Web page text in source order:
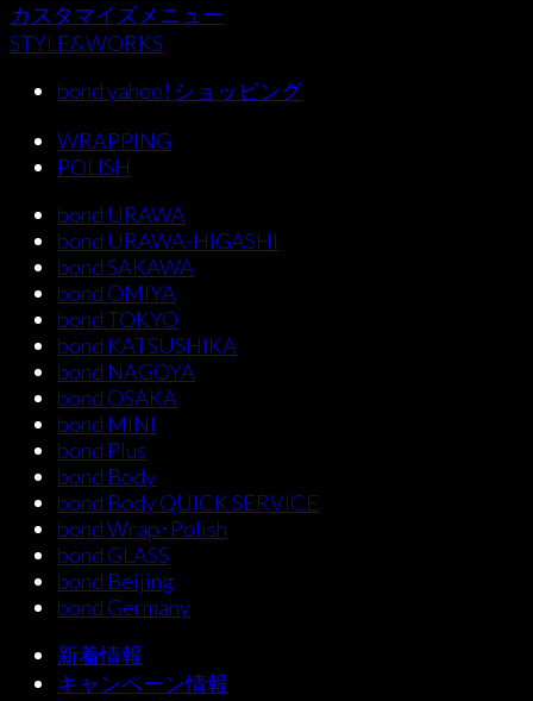
カスタマイズメニュー
STYLE&WORKS
bond yahoo! ショッピング
WRAPPING
POLISH
bond URAWA
bond URAWA-HIGASHI
bond SAKAWA
bond OMIYA
bond TOKYO
bond KATSUSHIKA
bond NAGOYA
bond OSAKA
bond MINI
bond Plus
bond Body
bond Body QUICK SERVICE
bond Wrap･Polish
bond GLASS
bond Beijing
bond Germany
新着情報
キャンペーン情報